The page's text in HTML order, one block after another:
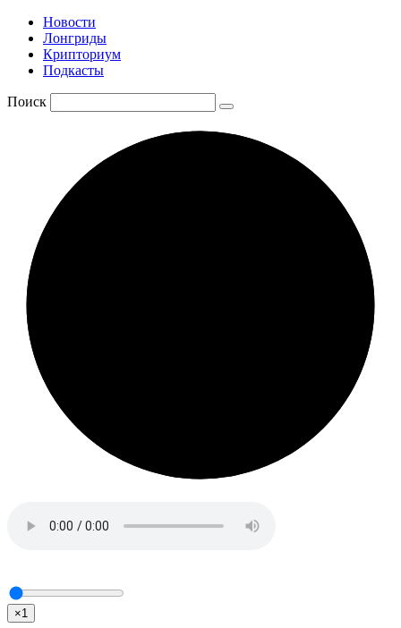
Новости
Лонгриды
Крипториум
Подкасты
Поиск
×1